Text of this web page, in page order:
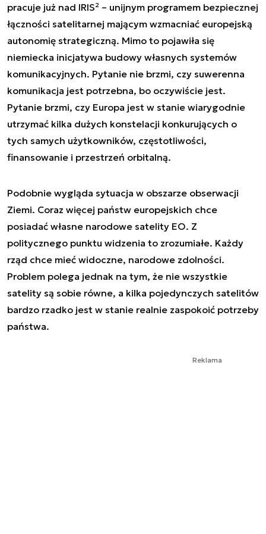
pracuje już nad IRIS² – unijnym programem bezpiecznej
łączności satelitarnej mającym wzmacniać europejską
autonomię strategiczną. Mimo to pojawiła się
niemiecka inicjatywa budowy własnych systemów
komunikacyjnych. Pytanie nie brzmi, czy suwerenna
komunikacja jest potrzebna, bo oczywiście jest.
Pytanie brzmi, czy Europa jest w stanie wiarygodnie
utrzymać kilka dużych konstelacji konkurujących o
tych samych użytkowników, częstotliwości,
finansowanie i przestrzeń orbitalną.
Podobnie wygląda sytuacja w obszarze obserwacji
Ziemi. Coraz więcej państw europejskich chce
posiadać własne narodowe satelity EO. Z
politycznego punktu widzenia to zrozumiałe. Każdy
rząd chce mieć widoczne, narodowe zdolności.
Problem polega jednak na tym, że nie wszystkie
satelity są sobie równe, a kilka pojedynczych satelitów
bardzo rzadko jest w stanie realnie zaspokoić potrzeby
państwa.
Reklama